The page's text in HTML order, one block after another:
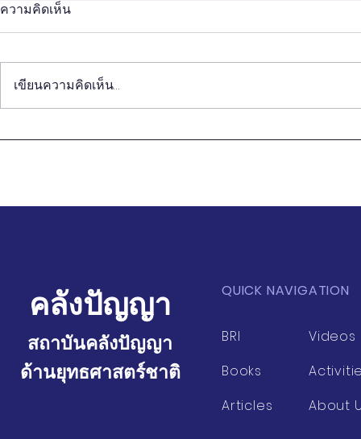
สถาบันคลังปัญญาฯ นำคณะ
ชีวิตเกษตรกร ณ มูลนิธิ
สถาบันคลัง
ผู้สูงอายุไท
ความคิดเห็น
เขียนความคิดเห็น…
คลังปัญญา
สถาบันคลังปัญญา
ด้านยุทธศาสตร์ชาติ
QUICK NAVIGATION
BRI
Books
Articles
Videos
About